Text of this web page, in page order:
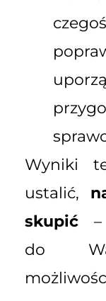
Wyniki
ustalić,
skupić –
do